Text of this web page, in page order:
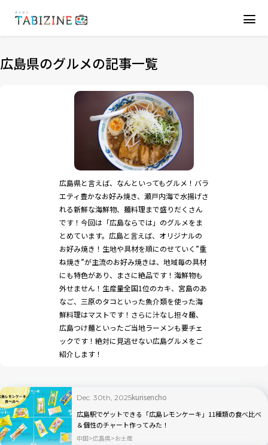
広島県のグルメの記事一覧
広島県と言えば、なんといってもグルメ！バラ
エティ豊かなお好み焼き、瀬戸内海で水揚げさ
れる新鮮な海鮮物、麺料理まで盛りだくさん
です！今回は「広島ならでは」のグルメをま
とめています。広島と言えば、オリジナルの
お好み焼き！生地や具材を順にのせていく”重
ね焼き”が主流のお好み焼きは、地域毎の具材
にも特色があり、まさに絶品です！海鮮物も
外せません！生産量全国1位のカキ、宮島のあ
なご、三原のタコといった魚介類を使った海
鮮料理はマストです！さらに汁なし担々麺、
広島つけ麺といったご当地ラーメンも要チェ
ックです！絶対に見逃せない広島グルメをご
紹介します！
Dec. 30th, 2025kurisencho
広島駅でゲットできる「広島レモンケーキ」11種類の食べ比べ
＆個性のチャート作ってみた！
中国 広島県 お土産